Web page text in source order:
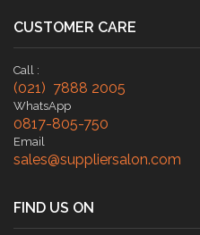
CUSTOMER CARE
Call :
(021) 7888 2005
WhatsApp
0817-805-750
Email
sales@suppliersalon.com
FIND US ON